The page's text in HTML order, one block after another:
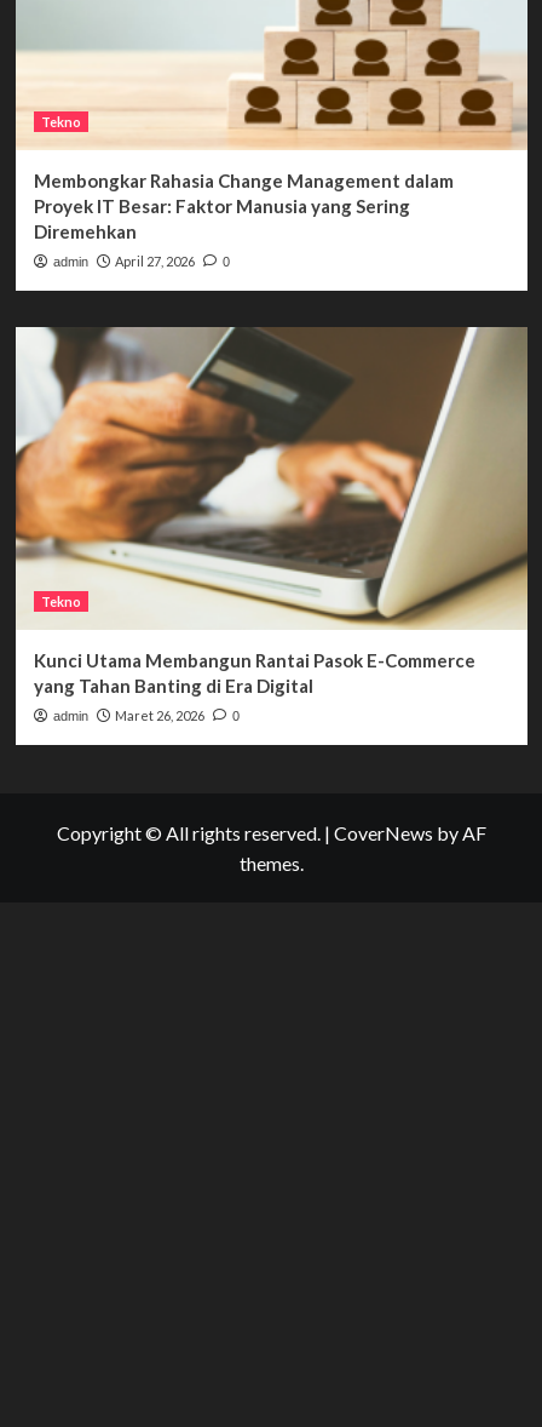
Tekno
Membongkar Rahasia Change Management dalam
Proyek IT Besar: Faktor Manusia yang Sering
Diremehkan
admin April 27, 2026 0
Tekno
Kunci Utama Membangun Rantai Pasok E-Commerce
yang Tahan Banting di Era Digital
admin Maret 26, 2026 0
Copyright © All rights reserved. | CoverNews by AF
themes.